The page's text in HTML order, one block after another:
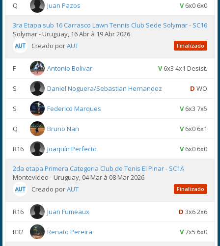
Q Juan Pazos V6x0 6x0
3ra Etapa sub 16 Carrasco Lawn Tennis Club Sede Solymar - SC16
Solymar - Uruguay, 16 Abr à 19 Abr 2026
Creado porAUT Finalizado
F Antonio Bolivar V6x3 4x1 Desist.
S Daniel Noguera/Sebastian Hernandez D WO
S Federico Marques V6x3 7x5
Q Bruno Nan V6x0 6x1
R16 Joaquín Perfecto V6x0 6x0
2da etapa Primera Categoria Club de Tenis El Pinar - SC1A
Montevideo - Uruguay, 04 Mar à 08 Mar 2026
Creado porAUT Finalizado
R16 Juan Fumeaux D 3x6 2x6
R32 Renato Pereira V7x5 6x0